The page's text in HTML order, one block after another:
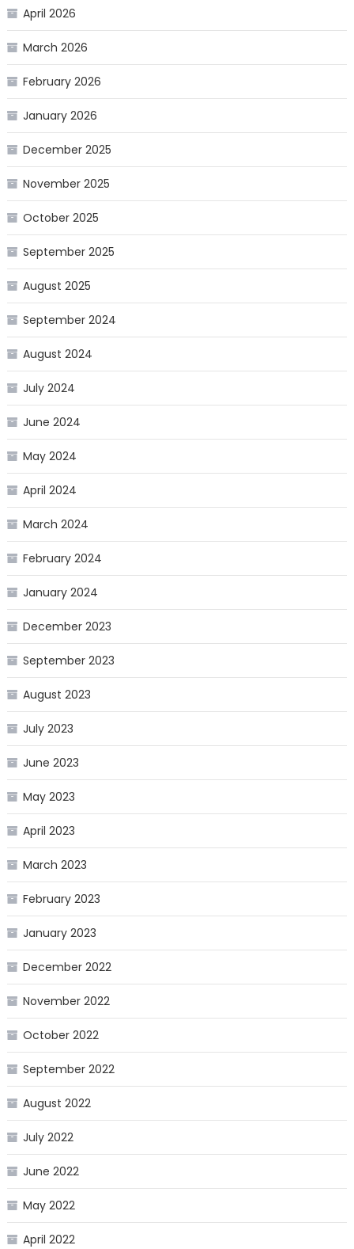
April 2026
March 2026
February 2026
January 2026
December 2025
November 2025
October 2025
September 2025
August 2025
September 2024
August 2024
July 2024
June 2024
May 2024
April 2024
March 2024
February 2024
January 2024
December 2023
September 2023
August 2023
July 2023
June 2023
May 2023
April 2023
March 2023
February 2023
January 2023
December 2022
November 2022
October 2022
September 2022
August 2022
July 2022
June 2022
May 2022
April 2022